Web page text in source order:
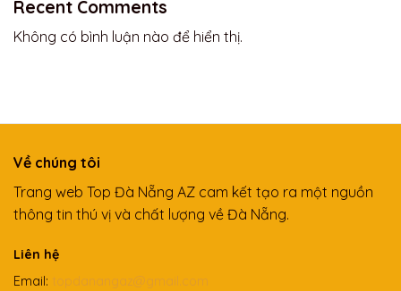
Recent Comments
Không có bình luận nào để hiển thị.
Về chúng tôi
Trang web Top Đà Nẵng AZ cam kết tạo ra một nguồn
thông tin thú vị và chất lượng về Đà Nẵng.
Liên hệ
Email: topdanangaz@gmail.com